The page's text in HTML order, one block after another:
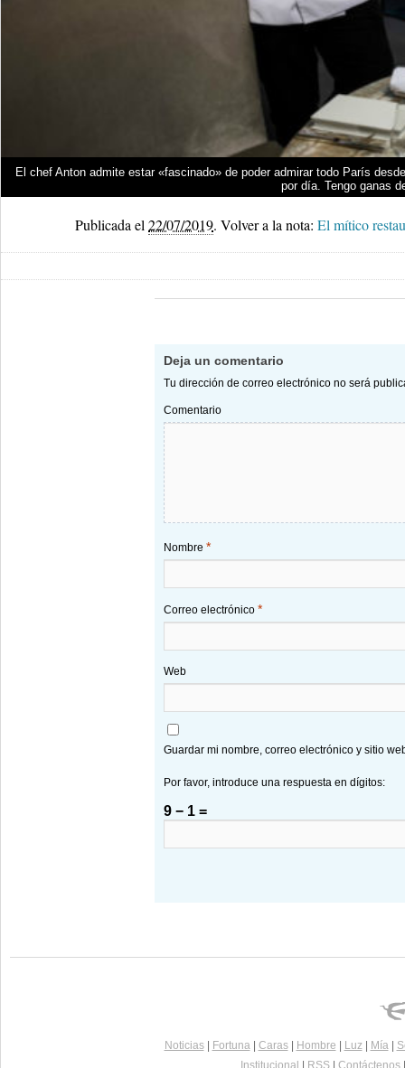
El chef Anton admite estar «fascinado» de poder admirar todo París
por día. Tengo ganas
Publicada el 22/07/2019. Volver a la nota: El mítico
Deja un comentario
Tu dirección de correo electrónico no será
Comentario
Nombre *
Correo electrónico *
Web
Guardar mi nombre, correo electrónico y sitio
Por favor, introduce una respuesta en dígitos:
9 − 1 =
Noticias| Fortuna| Caras| Hombre Luz| Mía|
Institucional
RSS| Contáctenos